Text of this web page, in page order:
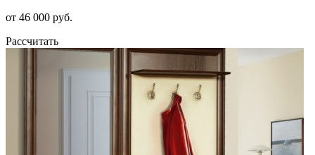
от 46 000 руб.
Рассчитать